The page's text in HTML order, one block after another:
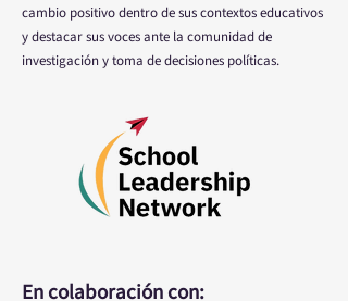
cambio positivo dentro de sus contextos educativos
y destacar sus voces ante la comunidad de
investigación y toma de decisiones políticas.
En colaboración con: